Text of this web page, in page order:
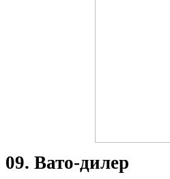
09. Вато-дилер